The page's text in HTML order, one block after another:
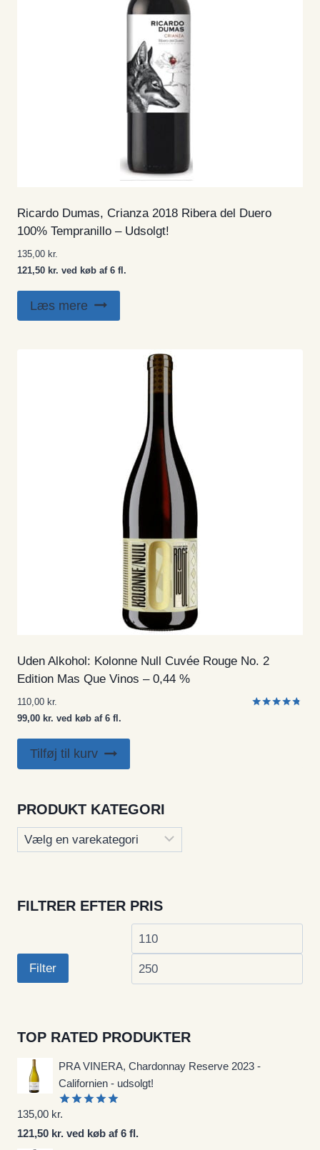
Ricardo Dumas, Crianza 2018 Ribera del Duero
100% Tempranillo – Udsolgt!
135,00 kr.
121,50 kr. ved køb af 6 fl.
Læs mere
Uden Alkohol: Kolonne Null Cuvée Rouge No. 2
Edition Mas Que Vinos – 0,44 %
110,00 kr.
99,00 kr. ved køb af 6 fl.
Tilføj til kurv
PRODUKT KATEGORI
FILTRER EFTER PRIS
Mindste
Filter
TOP RATED PRODUKTER
PRA VINERA, Chardonnay Reserve 2023 -
Californien - udsolgt!
Vurderet
5.00ud af
5
135,00 kr.
121,50 kr. ved køb af 6 fl.